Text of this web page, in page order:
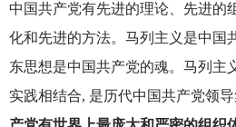
中国共产党有先进的理论、先进的
化和先进的方法。马列主义是中国
东思想是中国共产党的魂。马列主
实践相结合, 是历代中国共产党领导